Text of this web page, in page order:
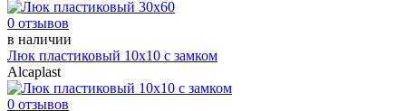
0 отзывов
в наличии
Люк пластиковый 10х10 с замком
Alcaplast
0 отзывов